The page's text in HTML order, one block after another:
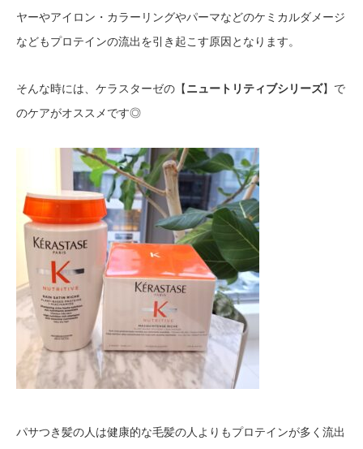
ヤーやアイロン・カラーリングやパーマなどのケミカルダメージ
などもプロテインの流出を引き起こす原因となります。
そんな時には、ケラスターゼの【ニュートリティブシリーズ】で
のケアがオススメです◎
パサつき髪の人は健康的な毛髪の人よりもプロテインが多く流出